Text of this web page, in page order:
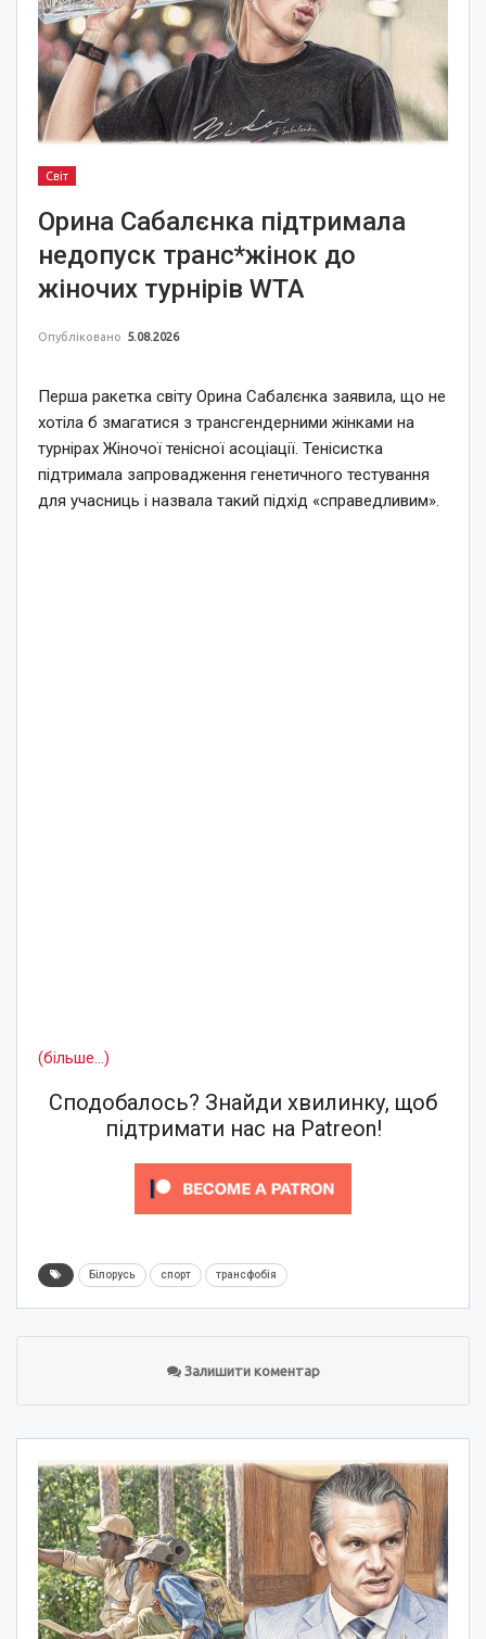
Світ
Орина Сабалєнка підтримала
недопуск транс*жінок до
жіночих турнірів WTA
Опубліковано 5.08.2026
Перша ракетка світу Орина Сабалєнка заявила, що не
хотіла б змагатися з трансгендерними жінками на
турнірах Жіночої тенісної асоціації. Тенісистка
підтримала запровадження генетичного тестування
для учасниць і назвала такий підхід «справедливим».
(більше…)
Сподобалось? Знайди хвилинку, щоб
підтримати нас на Patreon!
Білорусь спорт трансфобія
Залишити коментар